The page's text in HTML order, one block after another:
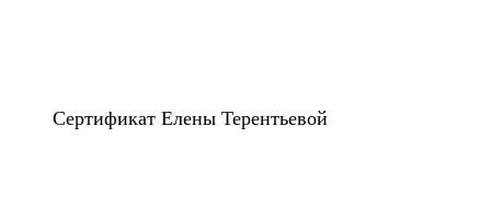
Сертификат Елены Терентьевой